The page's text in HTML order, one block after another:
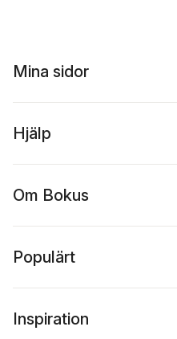
Mina sidor
Hjälp
Om Bokus
Populärt
Inspiration